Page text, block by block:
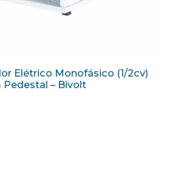
Elétrico Monofásico (1/2cv)
Pedestal – Bivolt